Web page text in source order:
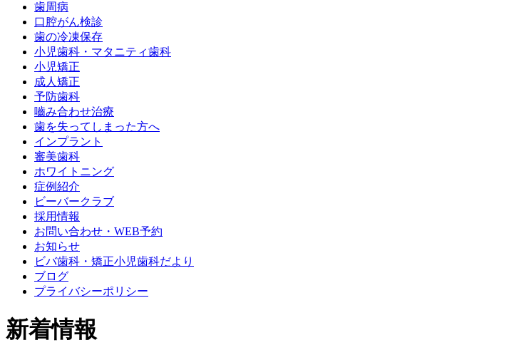
歯周病
口腔がん検診
歯の冷凍保存
小児歯科・マタニティ歯科
小児矯正
成人矯正
予防歯科
嚙み合わせ治療
歯を失ってしまった方へ
インプラント
審美歯科
ホワイトニング
症例紹介
ビーバークラブ
採用情報
お問い合わせ・WEB予約
お知らせ
ビバ歯科・矯正小児歯科だより
ブログ
プライバシーポリシー
新着情報